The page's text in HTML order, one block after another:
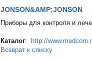
JONSON&AMP;JONSON
Приборы для контроля и
Каталог:
http://
Возврат к списку